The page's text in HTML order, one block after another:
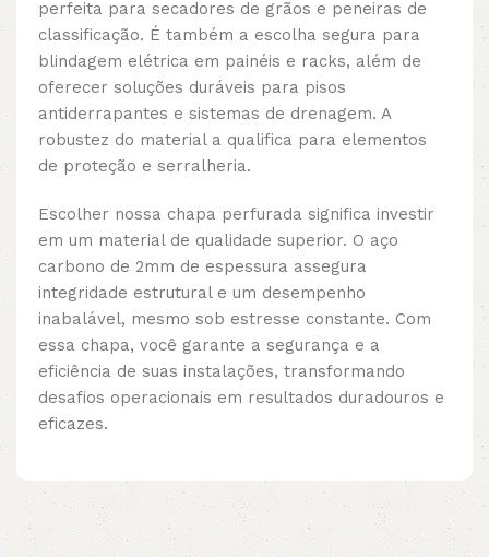
perfeita para secadores de grãos e peneiras de
classificação. É também a escolha segura para
blindagem elétrica em painéis e racks, além de
oferecer soluções duráveis para pisos
antiderrapantes e sistemas de drenagem. A
robustez do material a qualifica para elementos
de proteção e serralheria.
Escolher nossa chapa perfurada significa investir
em um material de qualidade superior. O aço
carbono de 2mm de espessura assegura
integridade estrutural e um desempenho
inabalável, mesmo sob estresse constante. Com
essa chapa, você garante a segurança e a
eficiência de suas instalações, transformando
desafios operacionais em resultados duradouros e
eficazes.